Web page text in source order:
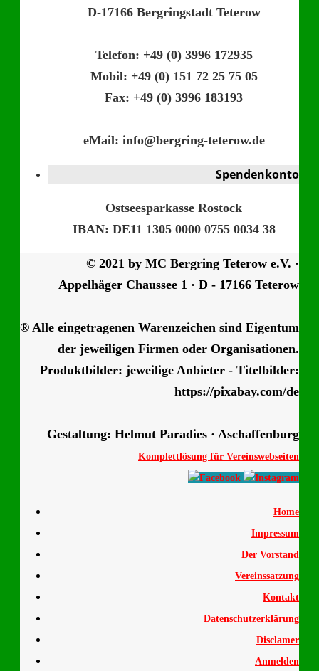
D-17166 Bergringstadt Teterow
Telefon: +49 (0) 3996 172935
Mobil: +49 (0) 151 72 25 75 05
Fax: +49 (0) 3996 183193
eMail: info@bergring-teterow.de
Spendenkonto
Ostseesparkasse Rostock
IBAN: DE11 1305 0000 0755 0034 38
© 2021 by MC Bergring Teterow e.V. ·
Appelhäger Chaussee 1 · D - 17166 Teterow
® Alle eingetragenen Warenzeichen sind Eigentum
der jeweiligen Firmen oder Organisationen.
Produktbilder: jeweilige Anbieter - Titelbilder:
https://pixabay.com/de
Gestaltung: Helmut Paradies · Aschaffenburg
Komplettlösung für Vereinswebseiten
Home
Impressum
Der Vorstand
Vereinssatzung
Kontakt
Datenschutzerklärung
Disclamer
Anmelden